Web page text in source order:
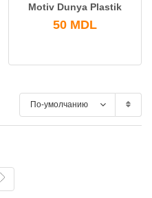
Motiv Dunya Plastik
50 MDL
По-умолчанию